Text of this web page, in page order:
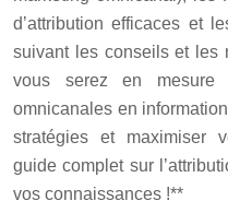
d’attribution efficaces et
suivant les conseils et les
vous serez en mesure
omnicanales en
stratégies et maximiser
guide complet sur
vos connaissances !**